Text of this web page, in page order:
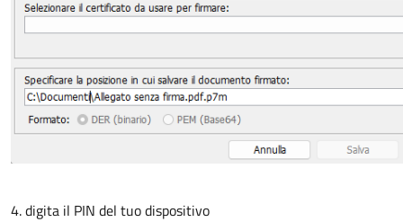
4. digita il PIN del tuo dispositivo